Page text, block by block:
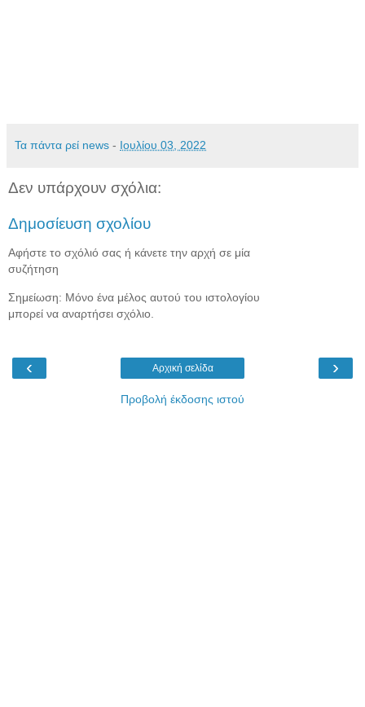
Τα πάντα ρεί news - Ιουλίου 03, 2022
Δεν υπάρχουν σχόλια:
Δημοσίευση σχολίου
Αφήστε το σχόλιό σας ή κάνετε την αρχή σε μία
συζήτηση
Σημείωση: Μόνο ένα μέλος αυτού του ιστολογίου
μπορεί να αναρτήσει σχόλιο.
‹ ›
Αρχική σελίδα
Προβολή έκδοσης ιστού